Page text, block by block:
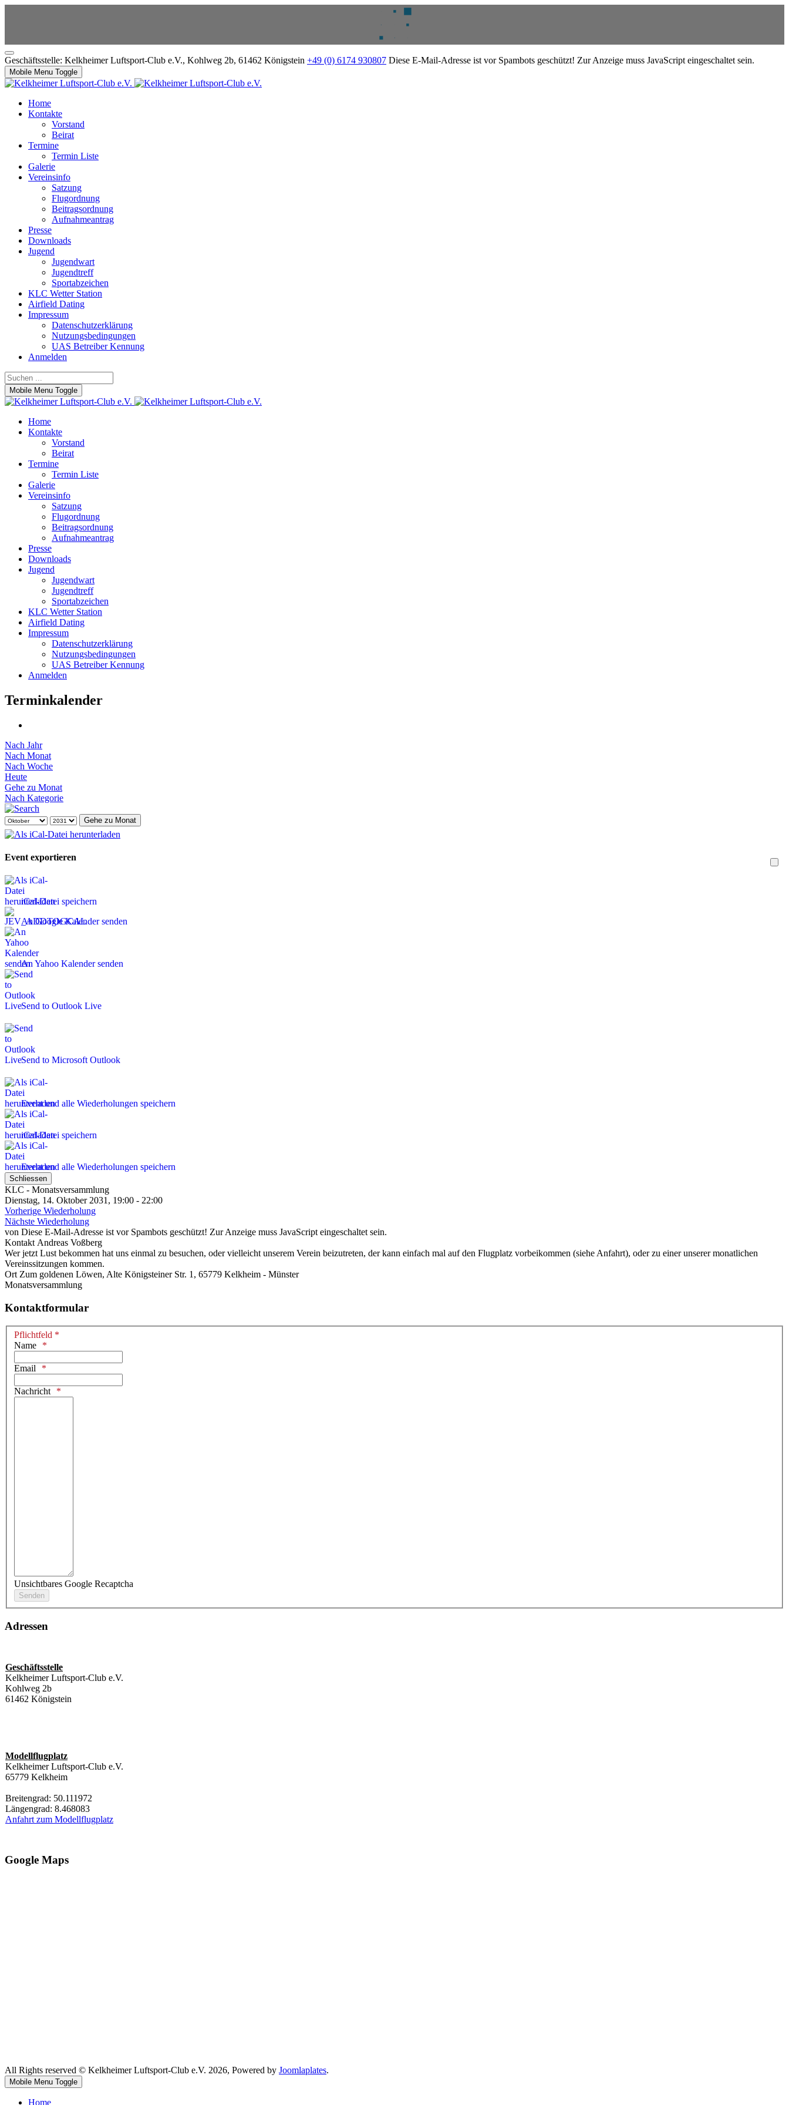
Geschäftsstelle: Kelkheimer Luftsport-Club e.V., Kohlweg 2b, 61462 Königstein +49 (0) 6174 930807 Diese E-Mail-Adresse ist vor Spambots geschützt! Zur Anzeige muss JavaScript eingeschaltet sein.
Mobile Menu Toggle
Home
Kontakte
Vorstand
Beirat
Termine
Termin Liste
Galerie
Vereinsinfo
Satzung
Flugordnung
Beitragsordnung
Aufnahmeantrag
Presse
Downloads
Jugend
Jugendwart
Jugendtreff
Sportabzeichen
KLC Wetter Station
Airfield Dating
Impressum
Datenschutzerklärung
Nutzungsbedingungen
UAS Betreiber Kennung
Anmelden
Mobile Menu Toggle
Home
Kontakte
Vorstand
Beirat
Termine
Termin Liste
Galerie
Vereinsinfo
Satzung
Flugordnung
Beitragsordnung
Aufnahmeantrag
Presse
Downloads
Jugend
Jugendwart
Jugendtreff
Sportabzeichen
KLC Wetter Station
Airfield Dating
Impressum
Datenschutzerklärung
Nutzungsbedingungen
UAS Betreiber Kennung
Anmelden
Terminkalender
Nach Jahr
Nach Monat
Nach Woche
Heute
Gehe zu Monat
Nach Kategorie
Gehe zu Monat
Event exportieren
iCal-Datei speichern
An Google Kalender senden
An Yahoo Kalender senden
Send to Outlook Live
Send to Microsoft Outlook
Event und alle Wiederholungen speichern
iCal-Datei speichern
Event und alle Wiederholungen speichern
Schliessen
KLC - Monatsversammlung
Dienstag, 14. Oktober 2031, 19:00 - 22:00
Vorherige Wiederholung
Nächste Wiederholung
von Diese E-Mail-Adresse ist vor Spambots geschützt! Zur Anzeige muss JavaScript eingeschaltet sein.
Kontakt Andreas Voßberg
Wer jetzt Lust bekommen hat uns einmal zu besuchen, oder vielleicht unserem Verein beizutreten, der kann einfach mal auf den Flugplatz vorbeikommen (siehe Anfahrt), oder zu einer unserer monatlichen
Vereinssitzungen kommen.
Ort Zum goldenen Löwen, Alte Königsteiner Str. 1, 65779 Kelkheim - Münster
Monatsversammlung
Kontaktformular
Pflichtfeld *
Name
Email
Nachricht
Unsichtbares Google Recaptcha
Adressen
Geschäftsstelle
Kelkheimer Luftsport-Club e.V.
Kohlweg 2b
61462 Königstein
Modellflugplatz
Kelkheimer Luftsport-Club e.V.
65779 Kelkheim
Breitengrad: 50.111972
Längengrad: 8.468083
Anfahrt zum Modellflugplatz
Google Maps
All Rights reserved © Kelkheimer Luftsport-Club e.V. 2026, Powered by Joomlaplates.
Mobile Menu Toggle
Home